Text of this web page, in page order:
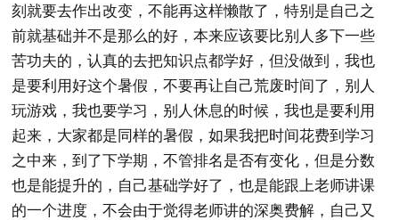
刻就要去作出改变，不能再这样懒散了，特别是自己之
前就基础并不是那么的好，本来应该要比别人多下一些
苦功夫的，认真的去把知识点都学好，但没做到，我也
是要利用好这个暑假，不要再让自己荒废时间了，别人
玩游戏，我也要学习，别人休息的时候，我也是要利用
起来，大家都是同样的暑假，如果我把时间花费到学习
之中来，到了下学期，不管排名是否有变化，但是分数
也是能提升的，自己基础学好了，也是能跟上老师讲课
的一个进度，不会由于觉得老师讲的深奥费解，自己又